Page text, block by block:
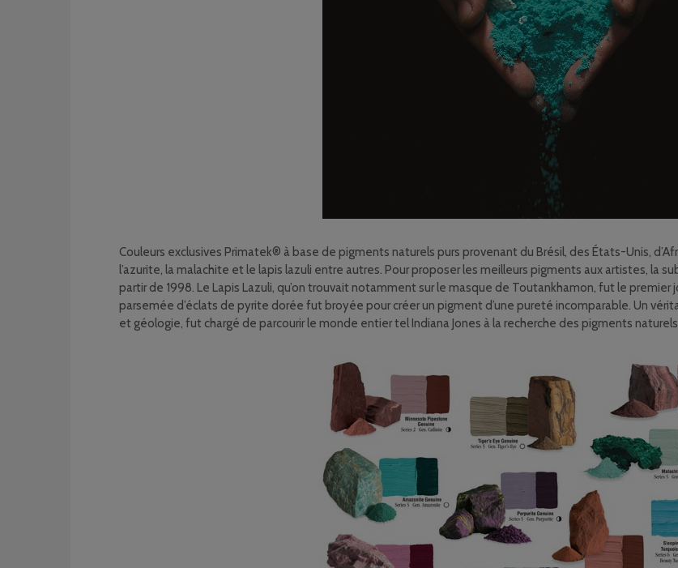
Couleurs exclusives Primatek® à base de pigments naturels purs provenant du Brésil, des États-Unis,
l’azurite, la malachite et le lapis lazuli entre autres. Pour proposer les meilleurs pigments aux artistes, la
partir de 1998. Le Lapis Lazuli, qu’on trouvait notamment sur le masque de Toutankhamon, fut le
parsemée d’éclats de pyrite dorée fut broyée pour créer un pigment d’une pureté incomparable. Un
et géologie, fut chargé de parcourir le monde entier tel Indiana Jones à la recherche des pigments naturels